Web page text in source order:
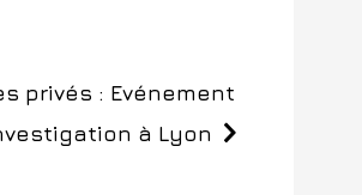
privés : Evénement
à Lyon